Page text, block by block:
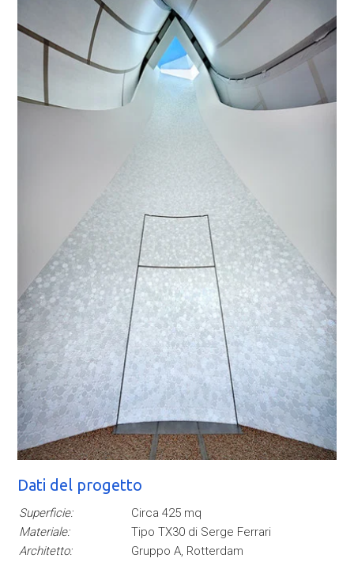
Dati del progetto
Superficie:
Circa 425 mq
Materiale:
Tipo TX30 di Serge Ferrari
Architetto:
Gruppo A, Rotterdam